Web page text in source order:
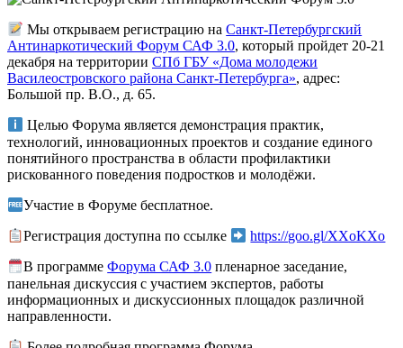
Мы открываем регистрацию наСанкт-Петербургский
Антинаркотический Форум САФ 3.0, который пройдет 20-21
декабря на территории СПб ГБУ «Дома молодежи
Василеостровского района Санкт-Петербурга», адрес:
Большой пр. В.О., д. 65.
Целью Форума является демонстрация практик,
технологий, инновационных проектов и создание единого
понятийного пространства в области профилактики
рискованного поведения подростков и молодёжи.
Участие в Форуме бесплатное.
Регистрация доступна по ссылке https://goo.gl/XXoKXo
В программеФорума САФ 3.0 пленарное заседание,
панельная дискуссия с участием экспертов, работы
информационных и дискуссионных площадок различной
направленности.